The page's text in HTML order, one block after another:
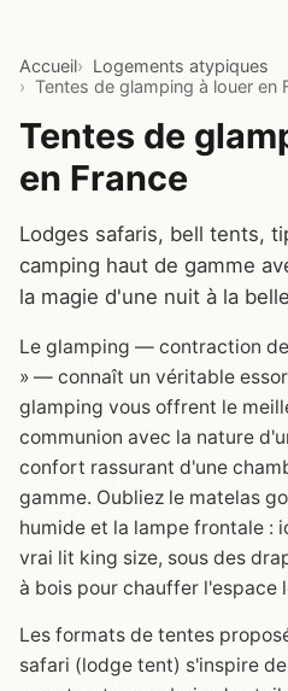
Accueil
Logements atypiques
Tentes de glamping à louer en
Tentes de
en France
Lodges safaris, bell tents,
camping haut de gamme
la magie d'une nuit à la
Le glamping — contraction
» — connaît un véritable
glamping vous offrent le
communion avec la nature
confort rassurant d'une
gamme. Oubliez le matelas
humide et la lampe frontale :
vrai lit king size, sous des
à bois pour chauffer l'espace
Les formats de tentes
safari (lodge tent) s'inspire